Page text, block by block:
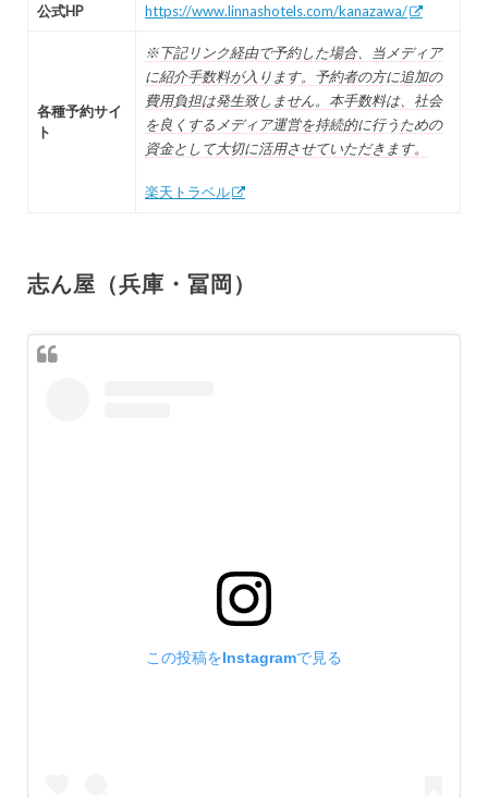
公式HP https://www.linnashotels.com/kanazawa/
各種予約サイ
ト
※下記リンク経由で予約した場合、当メディア
に紹介手数料が入ります。予約者の方に追加の
費用負担は発生致しません。本手数料は、社会
を良くするメディア運営を持続的に行うための
資金として大切に活用させていただきます。
楽天トラベル
志ん屋（兵庫・冨岡）
この投稿をInstagramで見る